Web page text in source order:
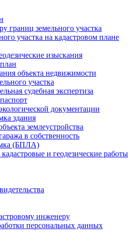
границ земельного участка
участка на кадастровом плане
изыскания
объекта недвижимости
участка
судебная экспертиза
документации
здания
землеустройства
в собственность
(БПЛА)
и геодезические работы
инженеру
персональных данных